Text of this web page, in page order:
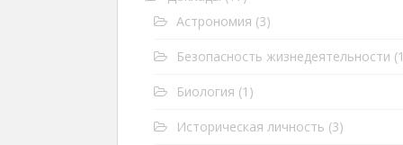
Астрономия (3)
Безопасность жизнедеятельности
Биология (1)
Историческая личность (3)